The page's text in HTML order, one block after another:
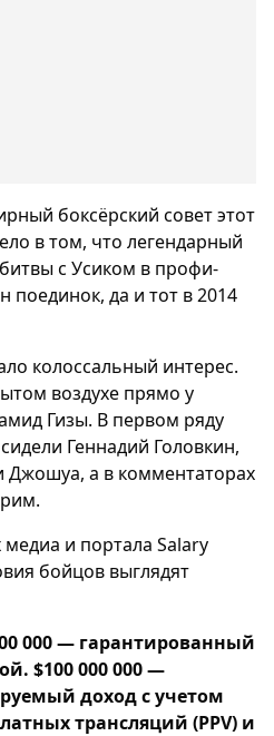
боксёрский совет этот
в том, что легендарный
с Усиком в профи-
поединок, да и тот в 2014
колоссальный интерес.
воздухе прямо у
Гизы. В первом ряду
Геннадий Головкин,
Джошуа, а в комментаторах
и портала Salary
бойцов выглядят
000 — гарантированный
$100 000 000 —
доход с учетом
трансляций (PPV) и